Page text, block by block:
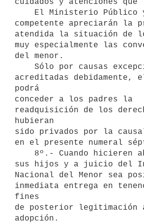
competente apreciarán la
atendida la situación de
muy especialmente las
del menor.
acreditadas debidamente,
podrá
conceder a los padres la
readquisición de los
hubieran
sido privados por la
en el presente numeral
sus hijos y a juicio del
Nacional del Menor sea
inmediata entrega en
fines
de posterior legitimación
adopción.